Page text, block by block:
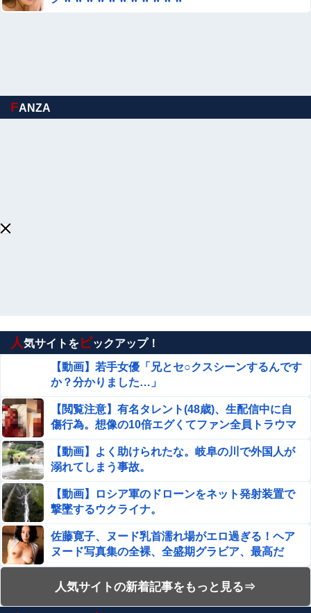
【画像】欲求満たしすぎて逮捕された女子さん、可愛いと
話題にｗｗｗｗｗｗ他
真集の全裸、全盛期グラビア、最高だわ・・・
旦那との出会いは親にも言っていない。私は元キャバ嬢で
旦那は元ボーイ
【ウマ娘】セイちゃんの攻撃力を見よ！！！
33歳くらいから太ったせいか加齢で＊が緩んだのかチョビ
ッと漏れるようになった
【衝撃】ワイのパッパ、会社でナンバーツーになった結果
ｗｗｗｗｗｗｗｗｗｗ
愛煙家・岸谷蘭丸「喫煙者の権利がマジで侵害されてる」
と私見 「いくら税金を我々が払ってるんだと」
【動画】ショートスリーパー堀大輔さん、対面で高須幹弥
氏にガチギレ 思ったよりも空気がヤバいことに・・・
【画像】井口裕香(36)、タンクトップがはち切れそうなく
らいデカイｗｗｗｗｗｗｗｗｗｗｗ
FANZA
人気サイトを ピックアップ！
【動画】若手女優「兄とセ○クスシーンするんです
か？分かりました…」
【閲覧注意】有名タレント(48歳)、生配信中に自
傷行為。想像の10倍エグくてファン全員トラウマ
【動画】よく助けられたな。岐阜の川で外国人が
溺れてしまう事故。
【動画】ロシア軍のドローンをネット発射装置で
撃墜するウクライナ。
佐藤寛子、ヌード乳首濡れ場がエロ過ぎる！ヘア
ヌード写真集の全裸、全盛期グラビア、最高だ
わ・・・
【閲覧注意】首吊り自殺中に失禁する美少女達の
動画を見て興奮する男達が存在するらしい…（動
画あり）
人気サイトの新着記事をもっと見る⇒